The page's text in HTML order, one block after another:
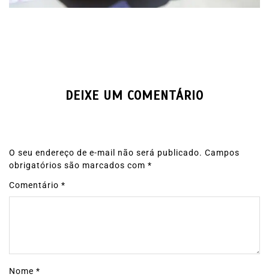
DEIXE UM COMENTÁRIO
O seu endereço de e-mail não será publicado. Campos
obrigatórios são marcados com *
Comentário *
Nome *